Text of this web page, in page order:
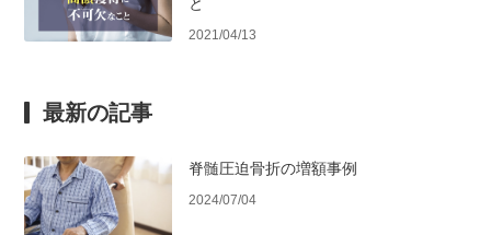
と
2021/04/13
最新の記事
脊髄圧迫骨折の増額事例
2024/07/04